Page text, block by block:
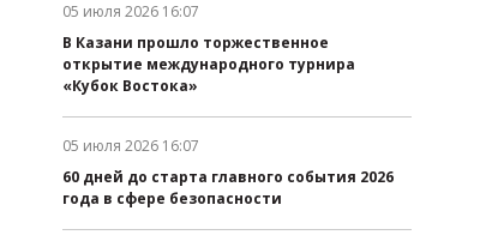
05 июля 2026 16:07
В Казани прошло торжественное
открытие международного турнира
«Кубок Востока»
Дата публикации:
05 июля 2026 16:07
60 дней до старта главного события 2026
года в сфере безопасности